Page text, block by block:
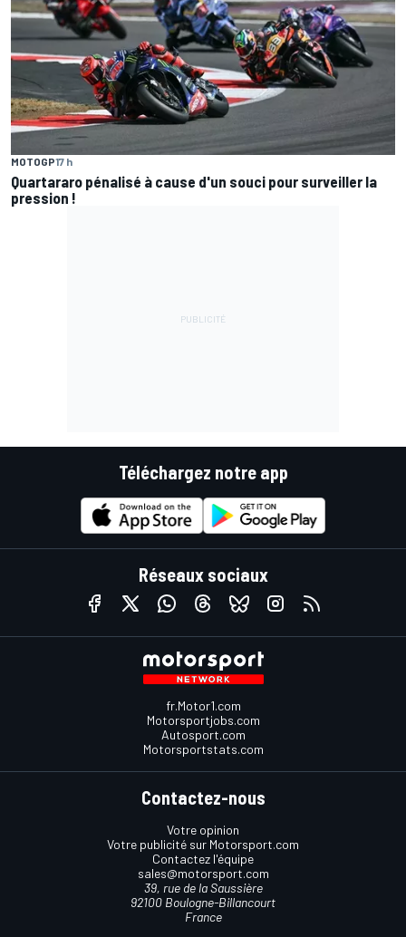
MOTOGP17 h
Quartararo pénalisé à cause d'un souci pour surveiller la
pression !
Téléchargez notre app
Réseaux sociaux
fr.Motor1.com
Motorsportjobs.com
Autosport.com
Motorsportstats.com
Contactez-nous
Votre opinion
Votre publicité sur Motorsport.com
Contactez l'équipe
sales@motorsport.com
39, rue de la Saussière
92100 Boulogne-Billancourt
France